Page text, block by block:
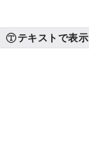
テキストで表示